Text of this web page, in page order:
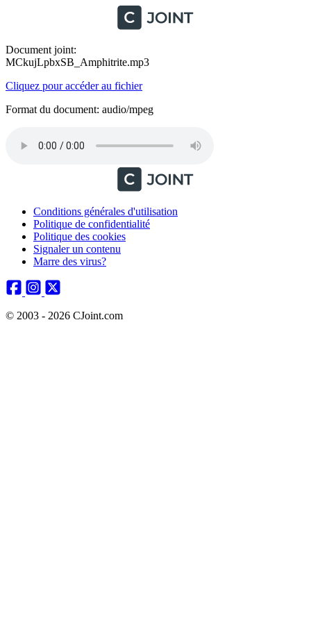
Document joint:
MCkujLpbxSB_Amphitrite.mp3
Cliquez pour accéder au fichier
Format du document: audio/mpeg
Conditions générales d'utilisation
Politique de confidentialité
Politique des cookies
Signaler un contenu
Marre des virus?
© 2003 - 2026 CJoint.com